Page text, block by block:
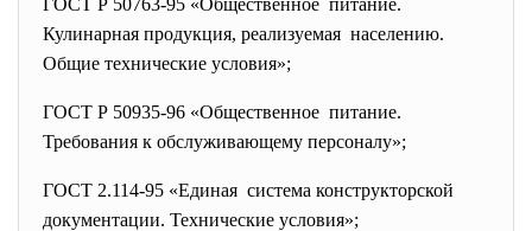
ГОСТ Р 50763-95 «Общественное питание.
Кулинарная продукция, реализуемая населению.
Общие технические условия»;
ГОСТ Р 50935-96 «Общественное питание.
Требования к обслуживающему персоналу»;
ГОСТ 2.114-95 «Единая система конструкторской
документации. Технические условия»;